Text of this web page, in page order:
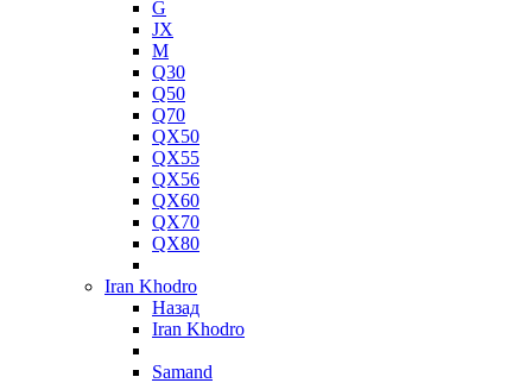
G
JX
M
Q30
Q50
Q70
QX50
QX55
QX56
QX60
QX70
QX80
Iran Khodro
Назад
Iran Khodro
Samand